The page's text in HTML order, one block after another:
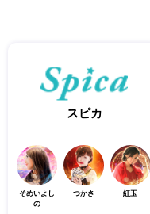
スピカ
そめいよし
の
つかさ 紅玉